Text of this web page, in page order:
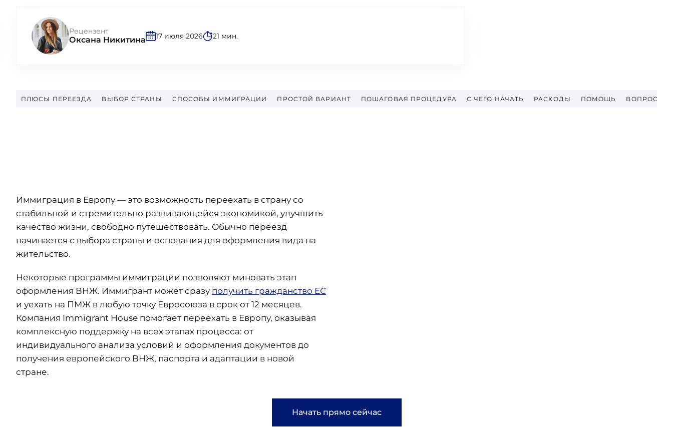
Рецензент
Оксана Никитина 17 июля 2026 21 мин.
ПЛЮСЫ ПЕРЕЕЗДА ВЫБОР СТРАНЫ СПОСОБЫ ИММИГРАЦИИ ПРОСТОЙ ВАРИАНТ ПОШАГОВАЯ ПРОЦЕДУРА С ЧЕГО НАЧАТЬ РАСХОДЫ ПОМОЩЬ ВОПРОС-
Иммиграция в Европу — это возможность переехать в страну со
стабильной и стремительно развивающейся экономикой, улучшить
качество жизни, свободно путешествовать. Обычно переезд
начинается с выбора страны и основания для оформления вида на
жительство.
Некоторые программы иммиграции позволяют миновать этап
оформления ВНЖ. Иммигрант может сразуполучить гражданство ЕС
и уехать на ПМЖ в любую точку Евросоюза в срок от 12 месяцев.
Компания Immigrant House помогает переехать в Европу, оказывая
комплексную поддержку на всех этапах процесса: от
индивидуального анализа условий и оформления документов до
получения европейского ВНЖ, паспорта и адаптации в новой
стране.
Начать прямо сейчас